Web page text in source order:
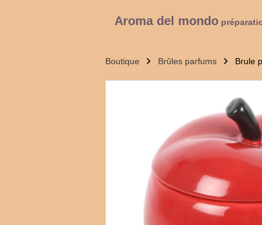
Aroma del mondo
Boutique Brûles parfums Brule